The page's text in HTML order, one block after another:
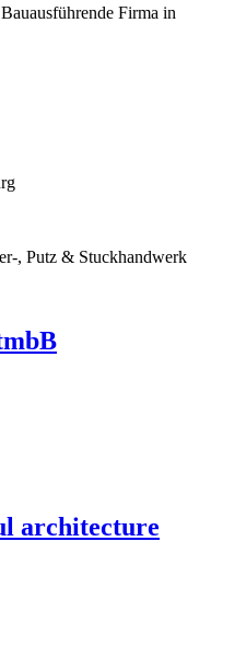
Firma in
, Putz & Stuckhandwerk
architecture